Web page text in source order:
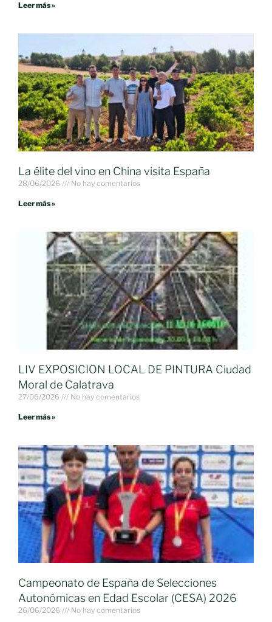
Leer más »
La élite del vino en China visita España
28/06/2026 No hay comentarios
Leer más »
LIV EXPOSICION LOCAL DE PINTURA Ciudad
Moral de Calatrava
27/06/2026 No hay comentarios
Leer más »
Campeonato de España de Selecciones
Autonómicas en Edad Escolar (CESA) 2026
26/06/2026 No hay comentarios